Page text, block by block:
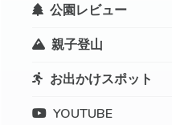
公園レビュー
親子登山
お出かけスポット
YOUTUBE